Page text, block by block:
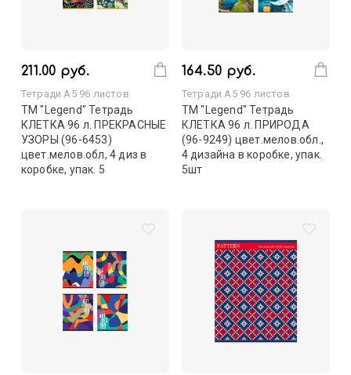
211.00 руб.
Тетради А5 96 листов
TM "Legend" Тетрадь
КЛЕТКА 96 л. ПРЕКРАСНЫЕ
УЗОРЫ (96-6453)
цвет.мелов.обл, 4 диз в
коробке, упак. 5
164.50 руб.
Тетради А5 96 листов
TM "Legend" Тетрадь
КЛЕТКА 96 л. ПРИРОДА
(96-9249) цвет.мелов.обл.,
4 дизайна в коробке, упак.
5шт